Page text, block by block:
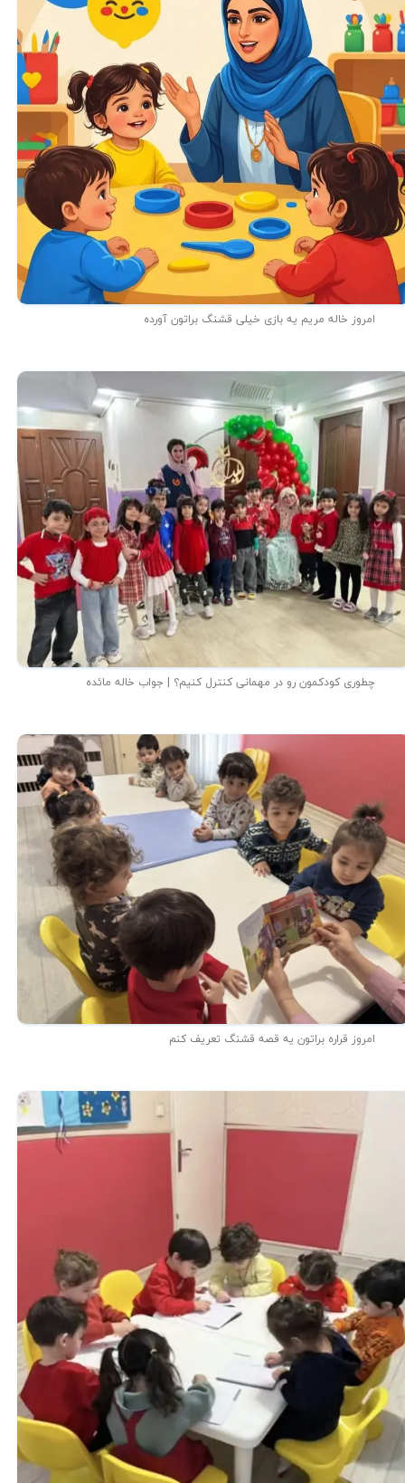
امروز خاله مریم یه بازی خیلی قشنگ براتون آورده
چطوری کودکمون رو در مهمانی کنترل کنیم؟ | جواب خاله مائده
امروز قراره براتون یه قصه قشنگ تعریف کنم